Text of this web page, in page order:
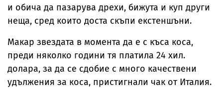
и обича да пазарува дрехи, бижута и куп други
неща, сред които доста скъпи екстеншъни.
Макар звездата в момента да е с къса коса,
преди няколко години тя платила 24 хил.
долара, за да се сдобие с много качествени
удължения за коса, пристигнали чак от Италия.